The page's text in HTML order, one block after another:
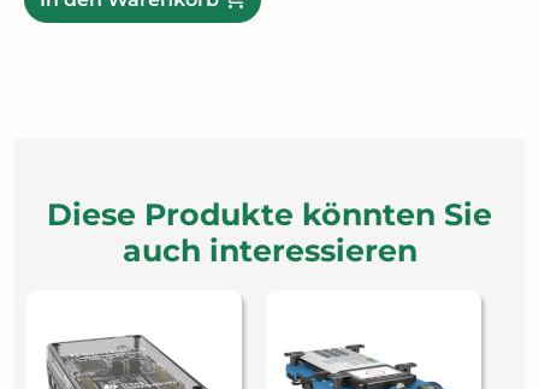
Diese Produkte könnten Sie
auch interessieren